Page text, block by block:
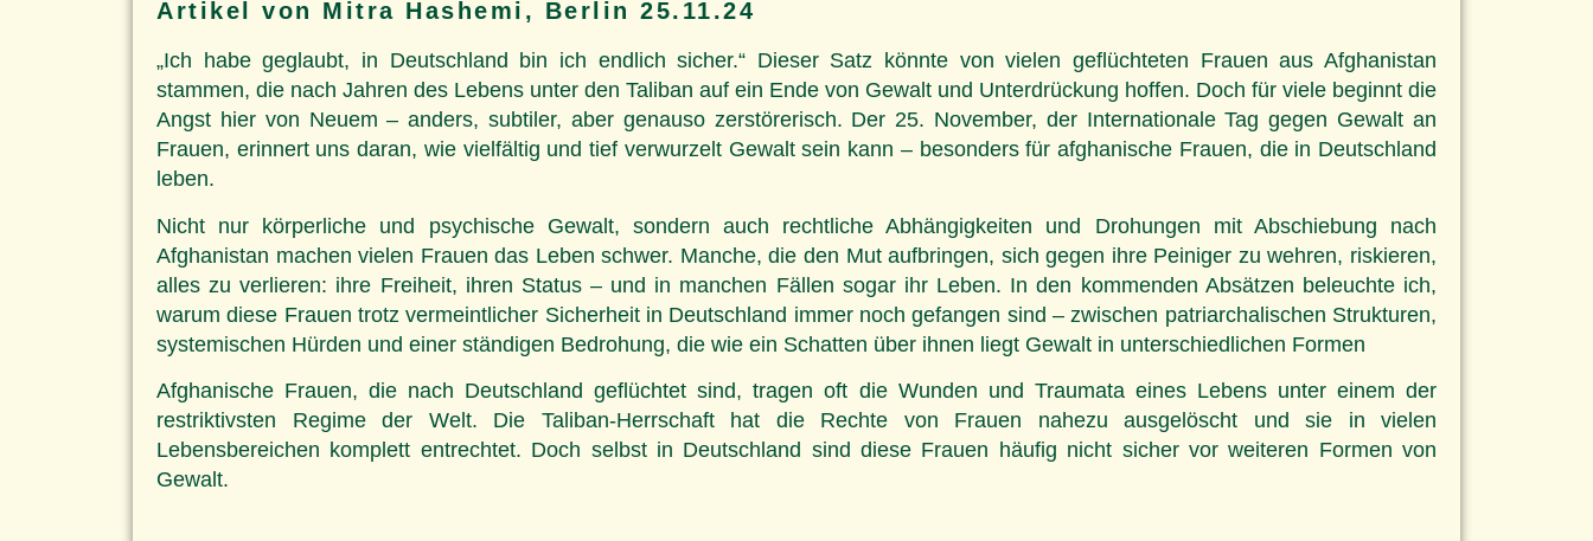
Artikel von Mitra Hashemi, Berlin 25.11.24
„Ich habe geglaubt, in Deutschland bin ich endlich sicher.“ Dieser Satz könnte von vielen geflüchteten Frauen aus Afghanistan
stammen, die nach Jahren des Lebens unter den Taliban auf ein Ende von Gewalt und Unterdrückung hoffen. Doch für viele beginnt die
Angst hier von Neuem – anders, subtiler, aber genauso zerstörerisch. Der 25. November, der Internationale Tag gegen Gewalt an
Frauen, erinnert uns daran, wie vielfältig und tief verwurzelt Gewalt sein kann – besonders für afghanische Frauen, die in Deutschland
leben.
Nicht nur körperliche und psychische Gewalt, sondern auch rechtliche Abhängigkeiten und Drohungen mit Abschiebung nach
Afghanistan machen vielen Frauen das Leben schwer. Manche, die den Mut aufbringen, sich gegen ihre Peiniger zu wehren, riskieren,
alles zu verlieren: ihre Freiheit, ihren Status – und in manchen Fällen sogar ihr Leben. In den kommenden Absätzen beleuchte ich,
warum diese Frauen trotz vermeintlicher Sicherheit in Deutschland immer noch gefangen sind – zwischen patriarchalischen Strukturen,
systemischen Hürden und einer ständigen Bedrohung, die wie ein Schatten über ihnen liegt Gewalt in unterschiedlichen Formen
Afghanische Frauen, die nach Deutschland geflüchtet sind, tragen oft die Wunden und Traumata eines Lebens unter einem der
restriktivsten Regime der Welt. Die Taliban-Herrschaft hat die Rechte von Frauen nahezu ausgelöscht und sie in vielen
Lebensbereichen komplett entrechtet. Doch selbst in Deutschland sind diese Frauen häufig nicht sicher vor weiteren Formen von
Gewalt.